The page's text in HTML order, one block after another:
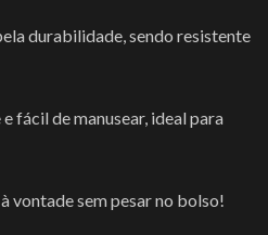
durabilidade, sendo resistente
fácil de manusear, ideal para
vontade sem pesar no bolso!